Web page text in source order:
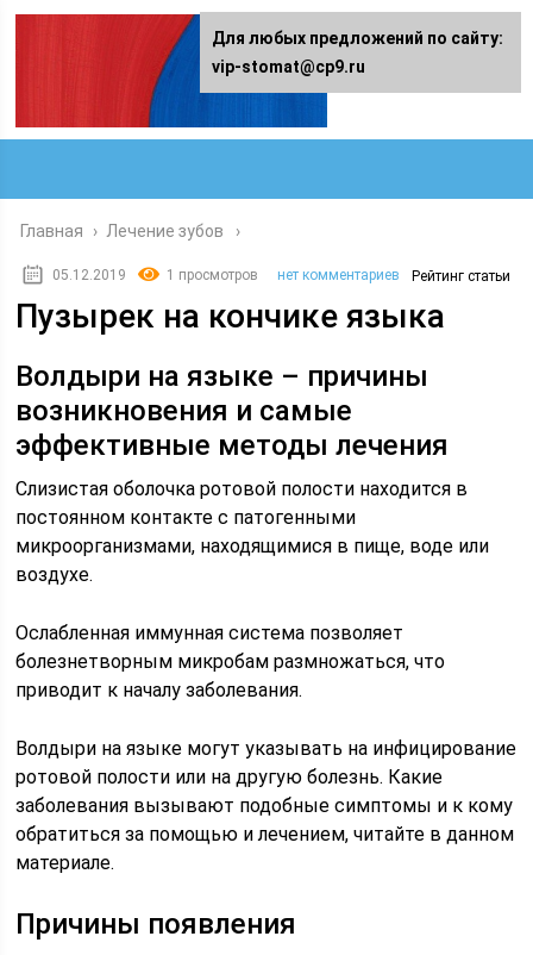
Главная › Лечение зубов
05.12.2019 1 просмотров нет комментариев Рейтинг статьи
Пузырек на кончике языка
Волдыри на языке – причины
возникновения и самые
эффективные методы лечения
Слизистая оболочка ротовой полости находится в
постоянном контакте с патогенными
микроорганизмами, находящимися в пище, воде или
воздухе.
Ослабленная иммунная система позволяет
болезнетворным микробам размножаться, что
приводит к началу заболевания.
Волдыри на языке могут указывать на инфицирование
ротовой полости или на другую болезнь. Какие
заболевания вызывают подобные симптомы и к кому
обратиться за помощью и лечением, читайте в данном
материале.
Причины появления
Для любых предложений по сайту:
vip-stomat@cp9.ru